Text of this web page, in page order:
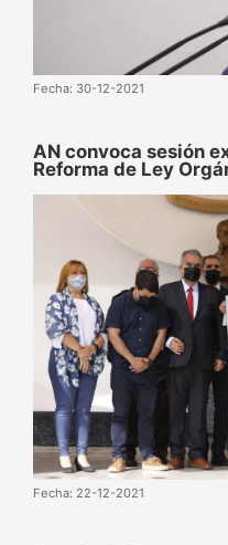
Fecha: 30-12-2021
AN convoca sesión
Reforma de Ley
Fecha: 22-12-2021